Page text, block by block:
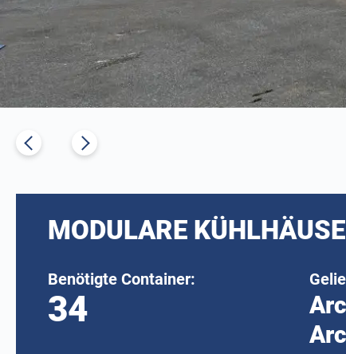
MODULARE
Benötigte Container:
34